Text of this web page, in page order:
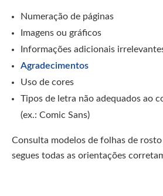
Numeração de páginas
Imagens ou gráficos
Informações adicionais
Agradecimentos
Uso de cores
Tipos de letra não adequados ao
(ex.: Comic Sans)
Consulta modelos de folhas de
segues todas as orientações